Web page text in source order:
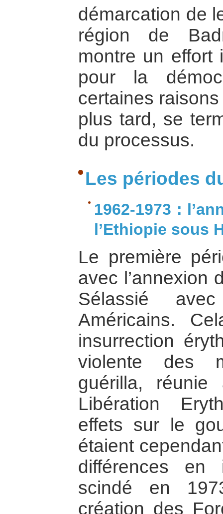
démarcation de
région de
montre un effort
pour la
certaines
plus tard, se
du processus.
Les périodes
1962-1973 :
l’Ethiopie sous
Le première
avec l’annexion
Sélassié
Américains.
insurrection
violente des
guérilla,
Libération
effets sur le
étaient
différences en
scindé en
création des